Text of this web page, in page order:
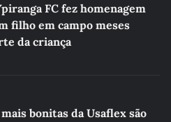
FC fez homenagem
filho em campo meses
da criança
bonitas da Usaflex são